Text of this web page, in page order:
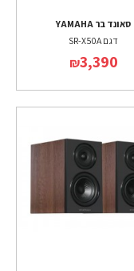
סאונד בר YAMAHA
דגם SR-X50A
₪3,390